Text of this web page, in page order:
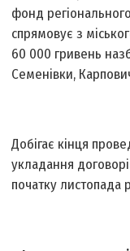
фонд
спрямовує з
60 000 гривень
Семенівки,
Добігає кінця
укладання
початку листопада